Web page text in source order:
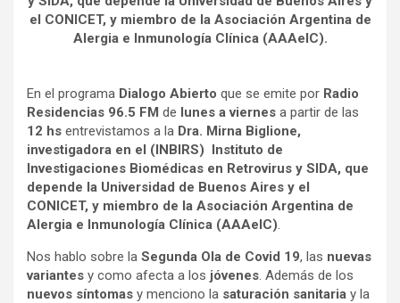
el CONICET, y miembro de la Asociación Argentina de
Alergia e Inmunología Clínica (AAAeIC).
En el programa Dialogo Abierto que se emite por Radio
Residencias 96.5 FM de lunes a viernes a partir de las
12 hs entrevistamos a la Dra. Mirna Biglione,
investigadora en el (INBIRS) Instituto de
Investigaciones Biomédicas en Retrovirus y SIDA, que
depende la Universidad de Buenos Aires y el
CONICET, y miembro de la Asociación Argentina de
Alergia e Inmunología Clínica (AAAeIC).
Nos hablo sobre la Segunda Ola de Covid 19, las nuevas
variantes y como afecta a los jóvenes. Además de los
nuevos síntomas y menciono la saturación sanitaria y la